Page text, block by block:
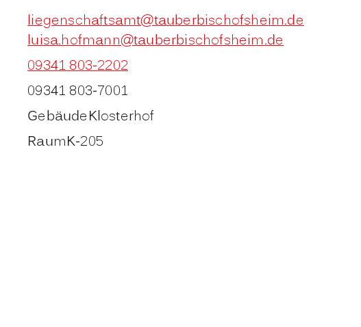
liegenschaftsamt@tauberbischofsheim.de
luisa.hofmann@tauberbischofsheim.de
09341 803-2202
09341 803-7001
GebäudeKlosterhof
RaumK-205